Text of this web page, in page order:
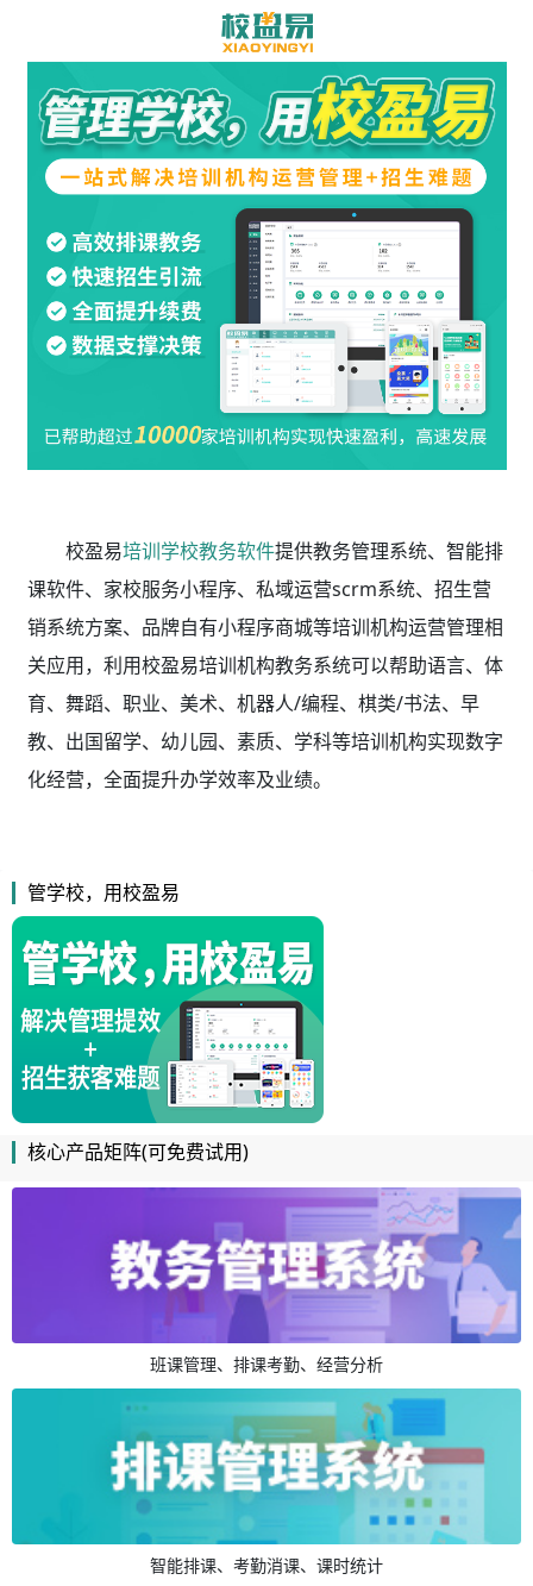
校盈易培训学校教务软件提供教务管理系统、智能排
课软件、家校服务小程序、私域运营scrm系统、招生营
销系统方案、品牌自有小程序商城等培训机构运营管理相
关应用，利用校盈易培训机构教务系统可以帮助语言、体
育、舞蹈、职业、美术、机器人/编程、棋类/书法、早
教、出国留学、幼儿园、素质、学科等培训机构实现数字
化经营，全面提升办学效率及业绩。
管学校，用校盈易
核心产品矩阵(可免费试用)
班课管理、排课考勤、经营分析
智能排课、考勤消课、课时统计